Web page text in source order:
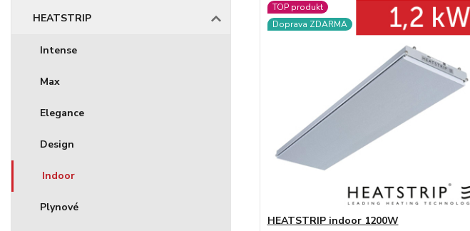
HEATSTRIP
Intense
Max
Elegance
Design
Indoor
Plynové
TOP produkt
Doprava ZDARMA
HEATSTRIP indoor 1200W